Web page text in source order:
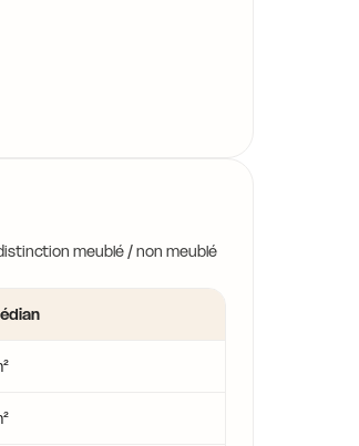
meublé / non meublé